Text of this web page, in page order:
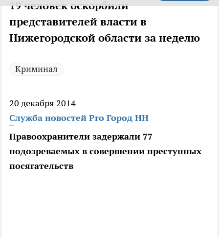
19 человек оскорбили
представителей власти в
Нижегородской области за неделю
Криминал
20 декабря 2014
Служба новостей Pro Город НН
Правоохранители задержали 77
подозреваемых в совершении преступных
посягательств